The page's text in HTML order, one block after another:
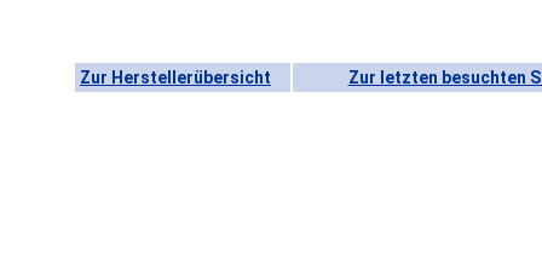
Zur Herstellerübersicht Zur letzten besuchten